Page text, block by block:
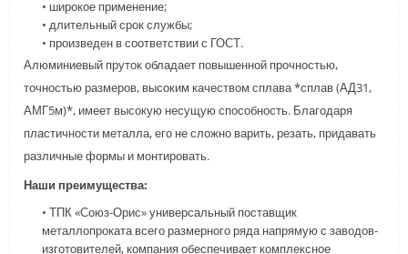
• широкое применение;
• длительный срок службы;
• произведен в соответствии с ГОСТ.
Алюминиевый пруток обладает повышенной прочностью,
точностью размеров, высоким качеством сплава *сплав (АД31,
АМГ5м)*, имеет высокую несущую способность. Благодаря
пластичности металла, его не сложно варить, резать, придавать
различные формы и монтировать.
Наши преимущества:
• ТПК «Союз-Орис» универсальный поставщик
металлопроката всего размерного ряда напрямую с заводов-
изготовителей, компания обеспечивает комплексное